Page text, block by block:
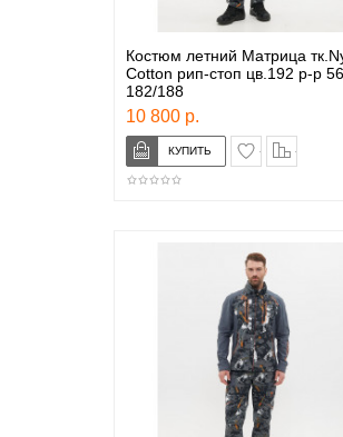
Костюм летний Матрица
Cotton рип-стоп цв.192 р-р
182/188
10 800 р.
в закладки